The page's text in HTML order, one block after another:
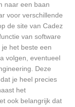
naar een baan
voor verschillende
de site van Cadez
van software
het beste een
volgen, eventueel
Deze
je heel precies
het
ook belangrijk dat